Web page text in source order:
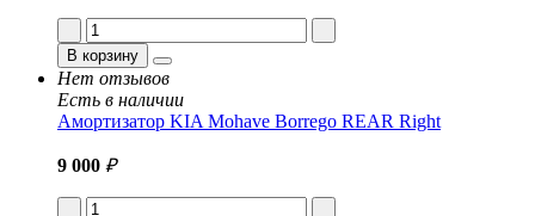
В корзину
Нет отзывов
Есть в наличии
Амортизатор KIA Mohave Borrego REAR Right
9 000 ₽